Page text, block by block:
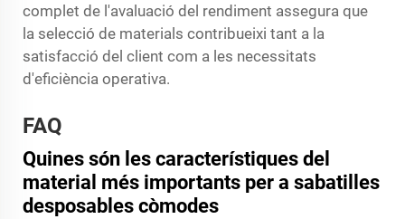
complet de l'avaluació del rendiment assegura que
la selecció de materials contribueixi tant a la
satisfacció del client com a les necessitats
d'eficiència operativa.
FAQ
Quines són les característiques del
material més importants per a sabatilles
desposables còmodes